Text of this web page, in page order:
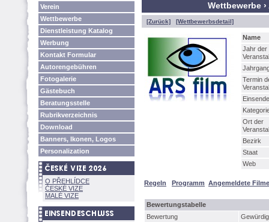
Verein
Wettbewerbe
Dienstleistung Katalog
Werbung
Kontakt Formular
Autorengebühren
Fotogalerie
Gästebuch
Beratungsstelle
Rubrikverzeichnis
Download
Banners, Ikonen, Logos
Personalization
O PŘEHLÍDCE
ČESKÉ VIZE
MALÉ VIZE
Wettbewerbe
[Zurück] [Wettbewerbsdetail]
Name
Jahr der
Termin
Ort der
Bezirk
Staat
Web
Regeln Programm Angemeldete Filme
Bewertungstabelle
Bewertung